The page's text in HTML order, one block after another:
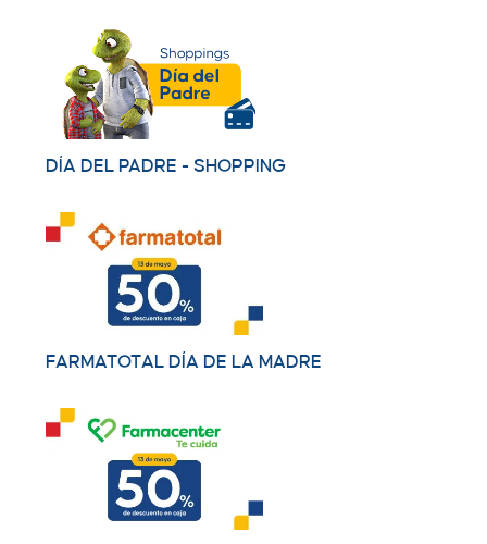
DÍA DEL PADRE - SHOPPING
FARMATOTAL DÍA DE LA MADRE